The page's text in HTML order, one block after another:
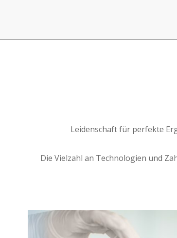
Leidenschaft für perfekte
Die Vielzahl an Technologien und